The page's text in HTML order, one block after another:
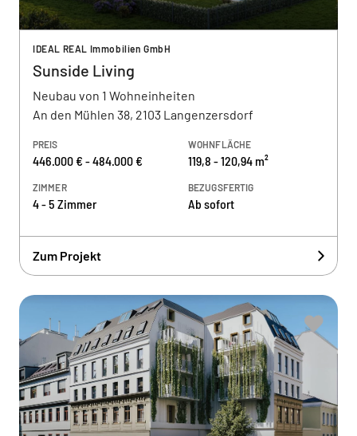
IDEAL REAL Immobilien GmbH
Sunside Living
Neubau von 1 Wohneinheiten
An den Mühlen 38, 2103 Langenzersdorf
PREIS
446.000 € - 484.000 €
WOHNFLÄCHE
119,8 - 120,94 m²
ZIMMER
4 - 5 Zimmer
BEZUGSFERTIG
Ab sofort
Zum Projekt